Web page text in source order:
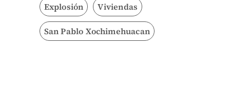
Explosión Viviendas
San Pablo Xochimehuacan